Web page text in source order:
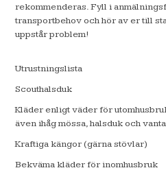
rekommenderas. Fyll i
transportbehov och hör av er till
uppstår problem!
Utrustningslista
Scouthalsduk
Kläder enligt väder för
även ihåg mössa, halsduk och
Kraftiga kängor (gärna stövlar)
Bekväma kläder för inomhusbruk